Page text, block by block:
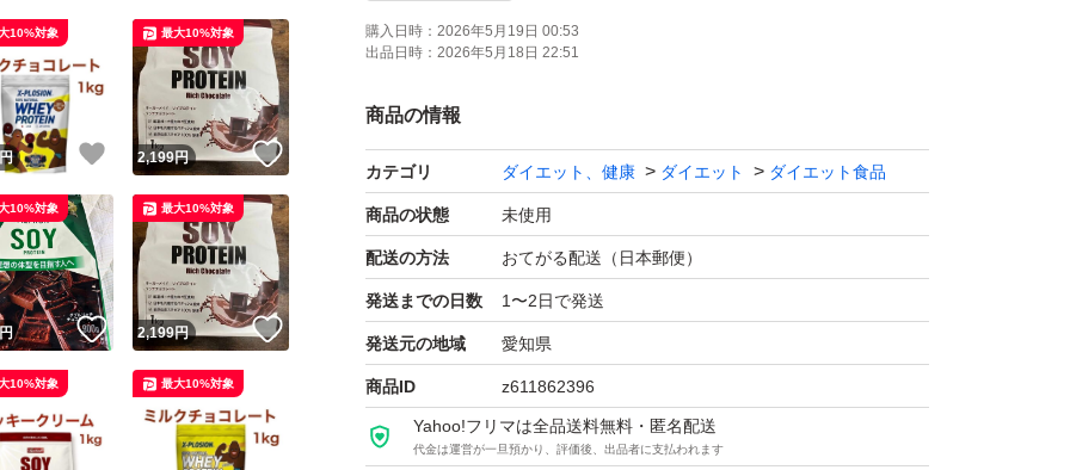
【お召し上がり方】
プロテインシェイカーを使用して、水または牛乳100ml～200ml
ください。
購入日時： 2026年5月19日 00:53
出品日時： 2026年5月18日 22:51
商品の情報
カテゴリ ダイエット、健康 ダイエット ダイエット食品
商品の状態 未使用
配送の方法 おてがる配送（日本郵便）
発送までの日数 1〜2日で発送
発送元の地域 愛知県
商品ID z611862396
Yahoo!フリマは全品送料無料・匿名配送
代金は運営が一旦預かり、評価後、出品者に支払われます
円 いいね！
10%対象
2,199円 いいね！
最大10%対象
円 いいね！
10%対象
2,199円 いいね！
最大10%対象
10%対象 最大10%対象